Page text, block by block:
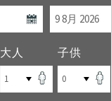
大人 子供